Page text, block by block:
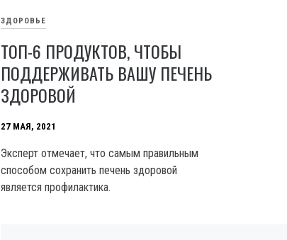
ЗДОРОВЬЕ
ТОП-6 ПРОДУКТОВ, ЧТОБЫ
ПОДДЕРЖИВАТЬ ВАШУ ПЕЧЕНЬ
ЗДОРОВОЙ
27 МАЯ, 2021
Эксперт отмечает, что самым правильным
способом сохранить печень здоровой
является профилактика.